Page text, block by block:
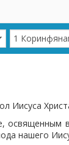
Иисуса
освященным
нашего